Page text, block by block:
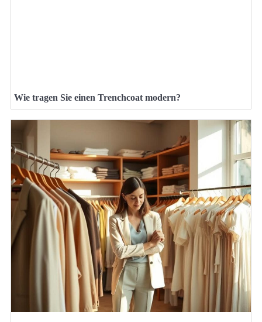
Wie tragen Sie einen Trenchcoat modern?